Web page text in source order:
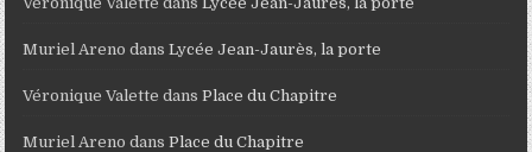
Muriel Areno dansLycée Jean-Jaurès, la porte
Véronique Valette dansPlace du Chapitre
Muriel Areno dansPlace du Chapitre